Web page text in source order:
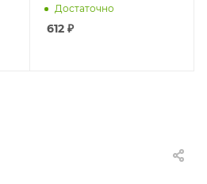
Достаточно
612₽